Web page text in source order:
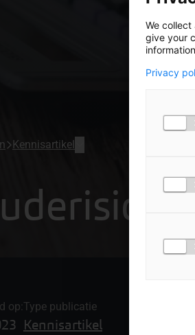
Kennisartikel
op:Type publicatie
Kennisartikel
We
give your
Privacy